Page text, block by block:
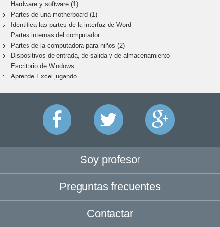
Hardware y software (1)
Partes de una motherboard (1)
Identifica las partes de la interfaz de Word
Partes internas del computador
Partes de la computadora para niños (2)
Dispositivos de entrada, de salida y de almacenamiento
Escritorio de Windows
Aprende Excel jugando
Soy profesor
Preguntas frecuentes
Contactar